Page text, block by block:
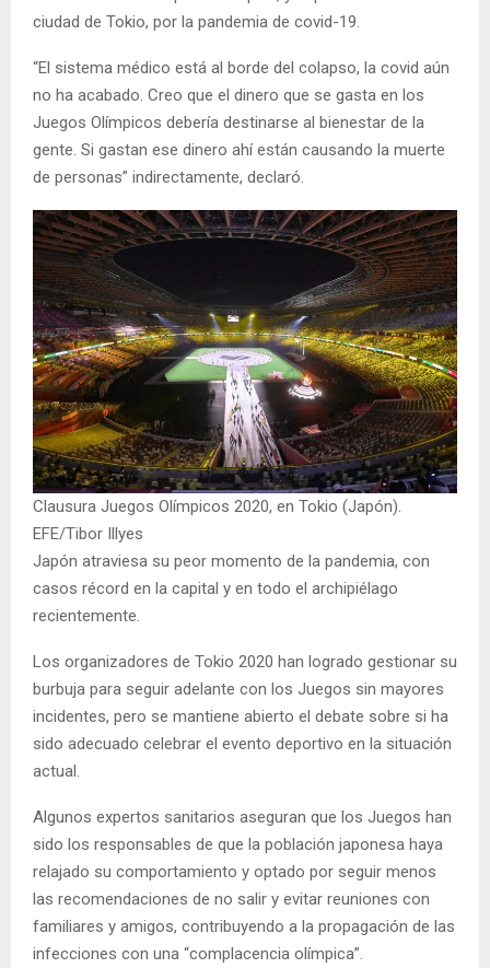
ciudad de Tokio, por la pandemia de covid-19.
“El sistema médico está al borde del colapso, la covid aún
no ha acabado. Creo que el dinero que se gasta en los
Juegos Olímpicos debería destinarse al bienestar de la
gente. Si gastan ese dinero ahí están causando la muerte
de personas” indirectamente, declaró.
Clausura Juegos Olímpicos 2020, en Tokio (Japón).
EFE/Tibor Illyes
Japón atraviesa su peor momento de la pandemia, con
casos récord en la capital y en todo el archipiélago
recientemente.
Los organizadores de Tokio 2020 han logrado gestionar su
burbuja para seguir adelante con los Juegos sin mayores
incidentes, pero se mantiene abierto el debate sobre si ha
sido adecuado celebrar el evento deportivo en la situación
actual.
Algunos expertos sanitarios aseguran que los Juegos han
sido los responsables de que la población japonesa haya
relajado su comportamiento y optado por seguir menos
las recomendaciones de no salir y evitar reuniones con
familiares y amigos, contribuyendo a la propagación de las
infecciones con una “complacencia olímpica”.